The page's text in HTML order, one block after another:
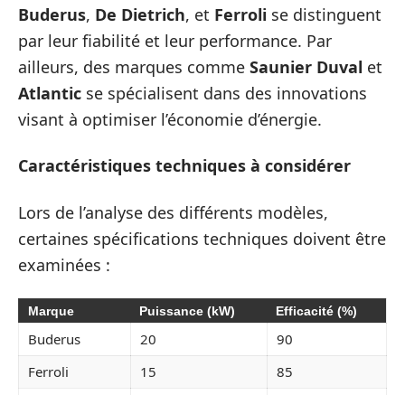
Buderus, De Dietrich, et Ferroli se distinguent
par leur fiabilité et leur performance. Par
ailleurs, des marques comme Saunier Duval et
Atlantic se spécialisent dans des innovations
visant à optimiser l’économie d’énergie.
Caractéristiques techniques à considérer
Lors de l’analyse des différents modèles,
certaines spécifications techniques doivent être
examinées :
Marque Puissance (kW) Efficacité (%)
Buderus 20
90
Ferroli
15 85